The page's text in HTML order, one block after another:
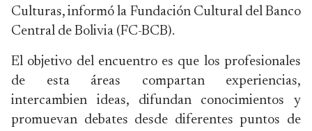
Culturas, informó la Fundación Cultural del Banco
Central de Bolivia (FC-BCB).
El objetivo del encuentro es que los profesionales
de esta áreas compartan experiencias,
intercambien ideas, difundan conocimientos y
promuevan debates desde diferentes puntos de